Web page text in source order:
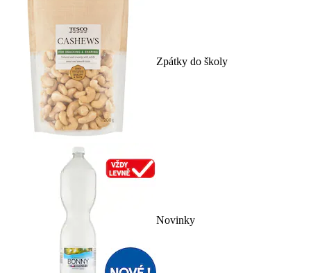
Zpátky do školy
Novinky